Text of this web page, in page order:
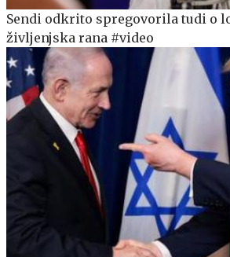
Sendi odkrito spregovorila tudi o
življenjska rana #video